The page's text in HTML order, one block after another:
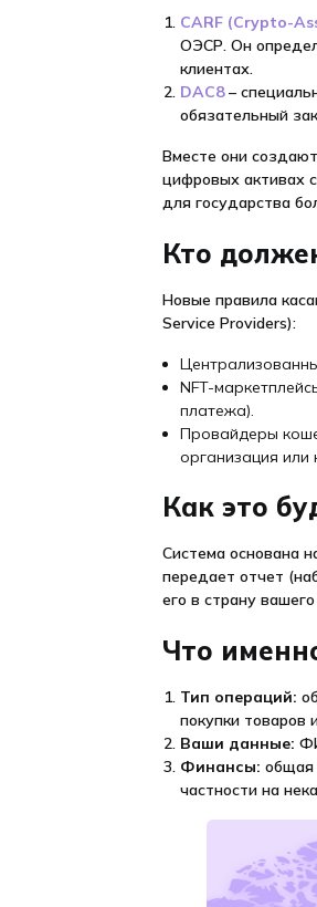
CARF (Crypto-
ОЭСР. Он
клиентах.
DAC8–
обязательный
Вместе они
цифровых активах
для государства
Кто
Новые правила
Service Providers):
NFT-
платежа).
Провайдеры
организация или
Как это
Система основана
передает отчет
его в страну
Что
Тип операций:
покупки товаров
Ваши данные:
Финансы: общая
частности на